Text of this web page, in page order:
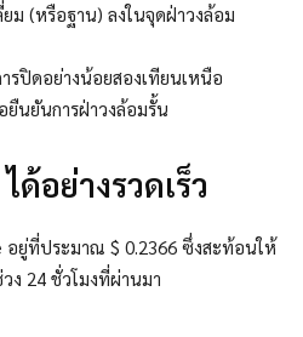
ม (หรือฐาน) ลงในจุดฝ่าวงล้อม
รปิดอย่างน้อยสองเทียนเหนือ
นยันการฝ่าวงล้อมรั้น
ด้อย่างรวดเร็ว
อยู่ที่ประมาณ $ 0.2366 ซึ่งสะท้อนให้
ง 24 ชั่วโมงที่ผ่านมา